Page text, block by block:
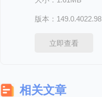
版本：149.0.4022.98
立即查看
相关文章